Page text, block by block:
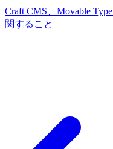
Craft CMS、Movable
関すること